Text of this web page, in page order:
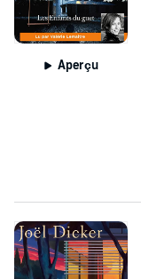
Aperçu